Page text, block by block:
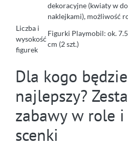
dekoracyjne (kwiaty w
naklejkami), możliwość
Liczba i
wysokość
figurek
Figurki Playmobil: ok.
cm (2 szt.)
Dla kogo będzie
najlepszy?
zabawy w role
scenki